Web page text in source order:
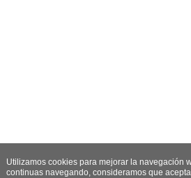
Utilizamos cookies para mejorar la navegación
continuas navegando, consideramos que